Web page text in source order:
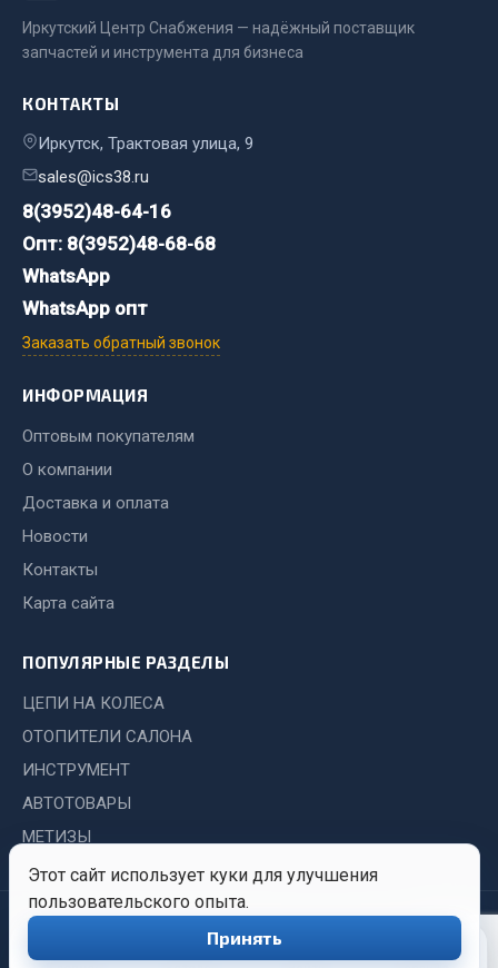
Мост задний
Система выпуска газа
Система охлаждения
Сцепление
Показать ещё
Весь раздел
Запчасти ЯМЗ
Система питания
Система выпуска газа
Система охлаждения
Коробка передач
Рулевое управление
Тормозная система
Тормозная система
Двигатель
Подвеска
Система питания
Система охлаждения
Этот сайт использует куки для улучшения
пользовательского опыта.
Принять
Иркутский Центр Снабжения — надёжный поставщик
запчастей и инструмента для бизнеса
КОНТАКТЫ
Иркутск, Трактовая улица, 9
sales@ics38.ru
8(3952)48-64-16
Опт: 8(3952)48-68-68
WhatsApp
WhatsApp опт
Заказать обратный звонок
ИНФОРМАЦИЯ
Оптовым покупателям
О компании
Доставка и оплата
Новости
Контакты
Карта сайта
ПОПУЛЯРНЫЕ РАЗДЕЛЫ
ЦЕПИ НА КОЛЕСА
ОТОПИТЕЛИ САЛОНА
ИНСТРУМЕНТ
АВТОТОВАРЫ
МЕТИЗЫ
© 2026 Иркутский Центр Политика
конфиденциальности
Обработка